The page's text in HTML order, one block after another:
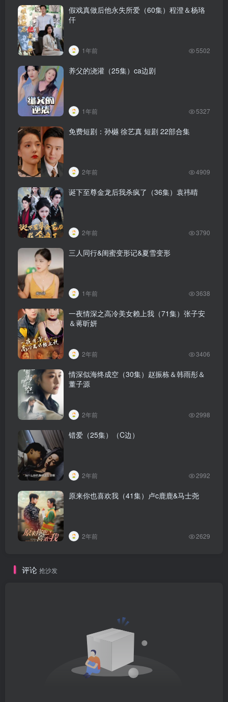
假戏真做后他永失所爱（60集）程澄＆杨珞
仟
1年前 5502
养父的浇灌（25集）ca边剧
1年前 5327
免费短剧：孙樾 徐艺真 短剧 22部合集
2年前 4909
诞下至尊金龙后我杀疯了（36集）袁祎晴
2年前 3790
三人同行&闺蜜变形记&夏雪变形
1年前 3638
一夜情深之高冷美女赖上我（71集）张子安
＆蒋昕妍
2年前 3406
情深似海终成空（30集）赵振栋＆韩雨彤＆
董子源
2年前 2998
错爱（25集）（C边）
2年前 2992
原来你也喜欢我（41集）卢c鹿鹿&马士尧
2年前 2629
评论 抢沙发